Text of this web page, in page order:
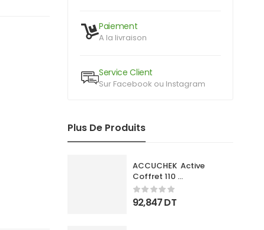
Paiement
A la livraison
Service Client
Sur Facebook ou Instagram
Plus De Produits
ACCUCHEK  Active
Coffret 110
Bandlettes+Appareil
92,847DT